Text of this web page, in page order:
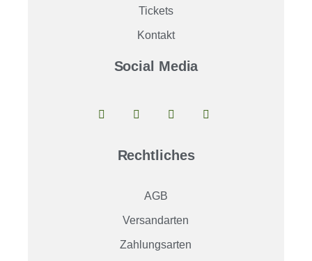
Tickets
Kontakt
Social Media
Rechtliches
AGB
Versandarten
Zahlungsarten